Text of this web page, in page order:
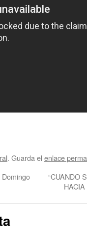
. Guarda el enlace
Domingo
“CUANDO